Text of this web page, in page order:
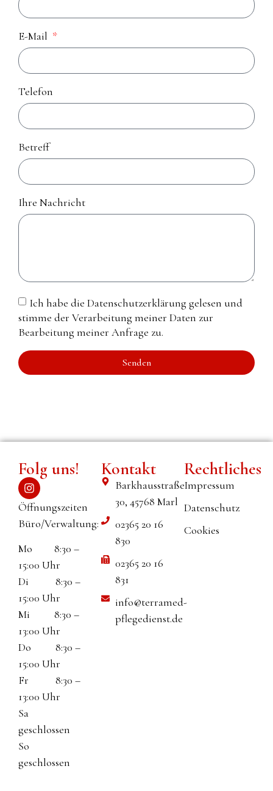
E-Mail
Telefon
Betreff
Ihre Nachricht
Ich habe die Datenschutzerklärung gelesen und
stimme der Verarbeitung meiner Daten zur
Bearbeitung meiner Anfrage zu.
Senden
Folg uns!
Öffnungszeiten
Büro/Verwaltung:
Mo 8:30 –
15:00 Uhr
Di 8:30 –
15:00 Uhr
Mi 8:30 –
13:00 Uhr
Do 8:30 –
15:00 Uhr
Fr 8:30 –
13:00 Uhr
Sa
geschlossen
So
geschlossen
Kontakt
Barkhausstraße
30, 45768 Marl
02365 20 16
830
02365 20 16
831
info@terramed-
pflegedienst.de
Rechtliches
Impressum
Datenschutz
Cookies